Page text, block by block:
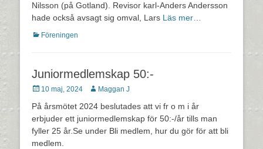
Nilsson (på Gotland). Revisor karl-Anders Andersson
hade också avsagt sig omval, Lars Läs mer…
Kategorier
Föreningen
Juniormedlemskap 50:-
Postades
10 maj, 2024 Författare
Maggan J
På årsmötet 2024 beslutades att vi fr o m i år
erbjuder ett juniormedlemskap för 50:-/år tills man
fyller 25 år.Se under Bli medlem, hur du gör för att bli
medlem.